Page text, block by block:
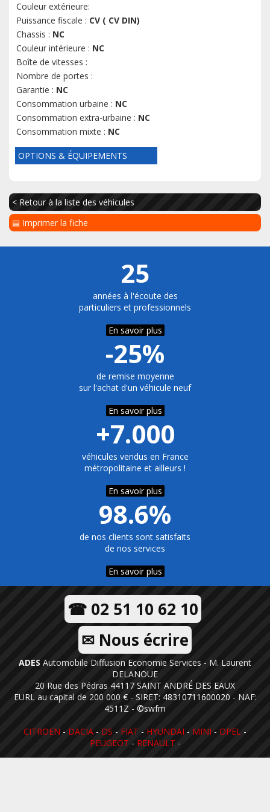
Couleur extérieure:
Puissance fiscale : CV ( CV DIN)
Chassis : NC
Couleur intérieure : NC
Boîte de vitesses :
Nombre de portes :
Garantie : NC
Consommation urbaine : NC
Consommation extra-urbaine : NC
Consommation mixte : NC
OPTIONS & ÉQUIPEMENTS
< Retour à la liste des véhicules
▤ Imprimer la fiche
25
années à l'écoute des
particuliers et professionnels
En savoir plus
-25%
de remise moyenne
sur l'achat d'un véhicule neuf
En savoir plus
+7.000
véhicules vendus en France
métropolitaine et ailleurs !
En savoir plus
98.6%
de nos clients sont satisfaits
de nos services
En savoir plus
☎ 02 51 10 62 10
✉ Nous écrire
ADES Automobile Diffusion Economie Services - M. Laurent
DELANOUE
20 Rue des Pédras 44117 SAINT ANDRÉ DES EAUX
EURL au capital de 200 000 € - SIRET: 48310711600020 - NAF:
4511Z - ©swfm
CITROEN - DACIA - DS - FIAT - HYUNDAI - MINI - OPEL -
PEUGEOT - RENAULT -